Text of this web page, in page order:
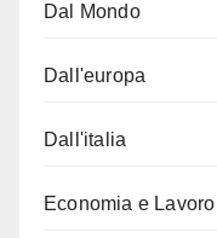
Dal Mondo
Dall'europa
Dall'italia
Economia e Lavoro